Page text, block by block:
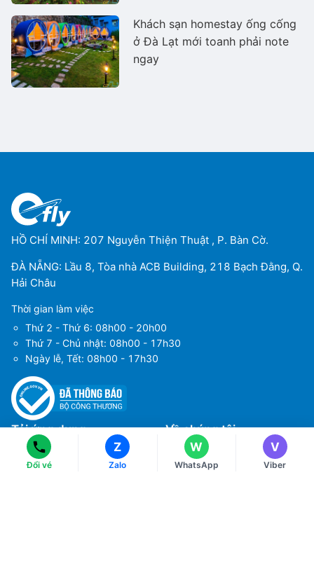
Khách sạn homestay ống cống
ở Đà Lạt mới toanh phải note
ngay
HỒ CHÍ MINH: 207 Nguyễn Thiện Thuật , P. Bàn Cờ.
ĐÀ NẴNG: Lầu 8, Tòa nhà ACB Building, 218 Bạch Đằng, Q.
Hải Châu
Thời gian làm việc
Thứ 2 - Thứ 6: 08h00 - 20h00
Thứ 7 - Chủ nhật: 08h00 - 17h30
Ngày lễ, Tết: 08h00 - 17h30
Tải ứng dụng Về chúng tôi
Điều khoản sử dụng
Chính sách bảo mật
Đổi vé
Z
Zalo
W
WhatsApp
Ms Huỳnh
(+84) 90 295 1213
V
Viber